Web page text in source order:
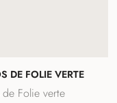
DE FOLIE VERTE
Folie verte